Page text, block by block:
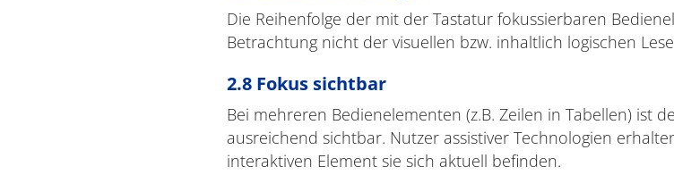
Die Reihenfolge der mit der Tastatur fokussierbaren
Betrachtung nicht der visuellen bzw. inhaltlich logischen
2.8 Fokus sichtbar
Bei mehreren Bedienelementen (z.B. Zeilen in Tabellen) ist
ausreichend sichtbar. Nutzer assistiver Technologien
interaktiven Element sie sich aktuell befinden.